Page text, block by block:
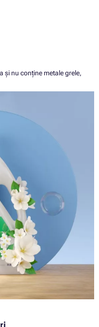
și nu conține metale grele,